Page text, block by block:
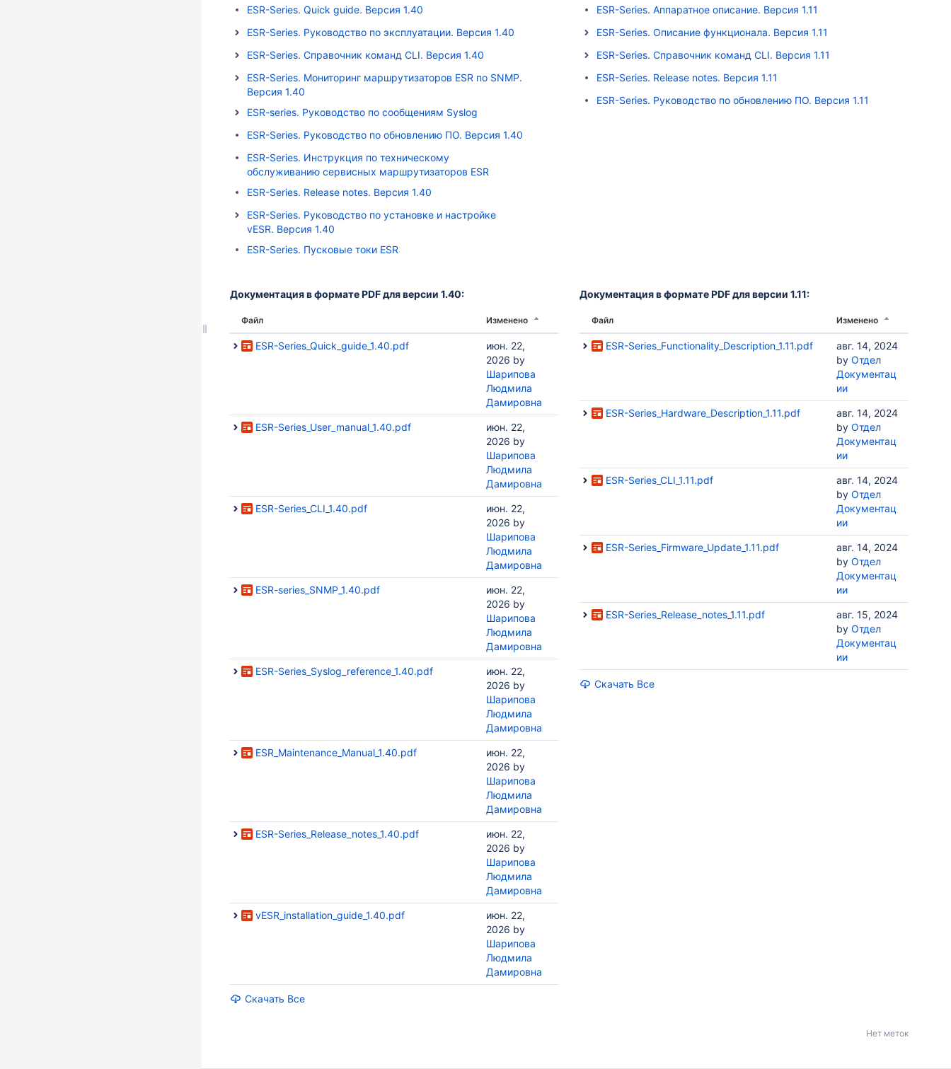
ESR-Series. Quick guide. Версия 1.40
ESR-Series. Руководство по эксплуатации. Версия 1.40
ESR-Series. Справочник команд CLI. Версия 1.40
ESR-Series. Мониторинг маршрутизаторов ESR по SNMP.
Версия 1.40
ESR-series. Руководство по сообщениям Syslog
ESR-Series. Руководство по обновлению ПО. Версия 1.40
ESR-Series. Инструкция по техническому
обслуживанию сервисных маршрутизаторов ESR
ESR-Series. Release notes. Версия 1.40
ESR-Series. Руководство по установке и настройке
vESR. Версия 1.40
ESR-Series. Пусковые токи ESR
ESR-Series. Аппаратное описание. Версия 1.11
ESR-Series. Описание функционала. Версия 1.11
ESR-Series. Справочник команд CLI. Версия 1.11
ESR-Series. Release notes. Версия 1.11
ESR-Series. Руководство по обновлению ПО. Версия 1.11
Документация в формате PDF для версии 1.40:
Файл Изменено
ESR-Series_Quick_guide_1.40.pdf
июн. 22,
2026 by
Шарипова
Людмила
Дамировна
ESR-Series_User_manual_1.40.pdf
июн. 22,
2026 by
Шарипова
Людмила
Дамировна
ESR-Series_CLI_1.40.pdf
июн. 22,
2026 by
Шарипова
Людмила
Дамировна
ESR-series_SNMP_1.40.pdf
июн. 22,
2026 by
Шарипова
Людмила
Дамировна
ESR-Series_Syslog_reference_1.40.pdf
июн. 22,
2026 by
Шарипова
Людмила
Дамировна
ESR_Maintenance_Manual_1.40.pdf
июн. 22,
2026 by
Шарипова
Людмила
Дамировна
ESR-Series_Release_notes_1.40.pdf
июн. 22,
2026 by
Шарипова
Людмила
Дамировна
vESR_installation_guide_1.40.pdf
июн. 22,
2026 by
Шарипова
Людмила
Дамировна
Скачать Все
Документация в формате PDF для версии 1.11:
Файл Изменено
ESR-Series_Functionality_Description_1.11.pdf
авг. 14, 2024
by Отдел
Документац
ии
ESR-Series_Hardware_Description_1.11.pdf
авг. 14, 2024
by Отдел
Документац
ии
ESR-Series_CLI_1.11.pdf
авг. 14, 2024
by Отдел
Документац
ии
ESR-Series_Firmware_Update_1.11.pdf
авг. 14, 2024
by Отдел
Документац
ии
ESR-Series_Release_notes_1.11.pdf
авг. 15, 2024
by Отдел
Документац
ии
Скачать Все
Нет меток